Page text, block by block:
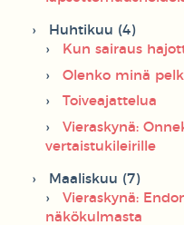
Huhtikuu (4)
Kun sairaus
Olenko minä
Toiveajattelua
Vieraskynä:
vertaistukileirille
Maaliskuu (7)
Vieraskynä:
näkökulmasta